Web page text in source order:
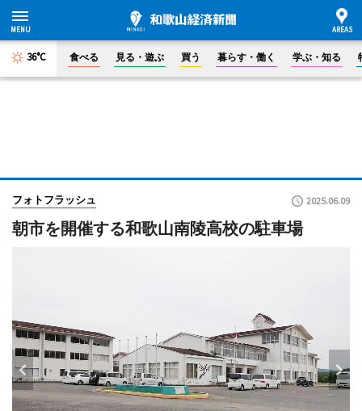
36°C 食べる 見る・遊ぶ 買う 暮らす・働く 学ぶ・知る
フォトフラッシュ 2025.06.09
朝市を開催する和歌山南陵高校の駐車場